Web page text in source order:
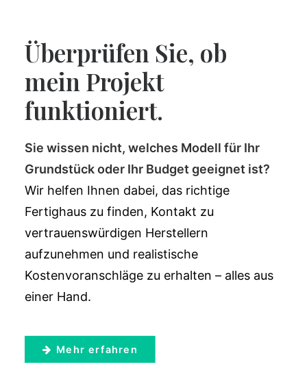
Überprüfen Sie, ob
mein Projekt
funktioniert.
Sie wissen nicht, welches Modell für Ihr
Grundstück oder Ihr Budget geeignet ist?
Wir helfen Ihnen dabei, das richtige
Fertighaus zu finden, Kontakt zu
vertrauenswürdigen Herstellern
aufzunehmen und realistische
Kostenvoranschläge zu erhalten – alles aus
einer Hand.
Mehr erfahren